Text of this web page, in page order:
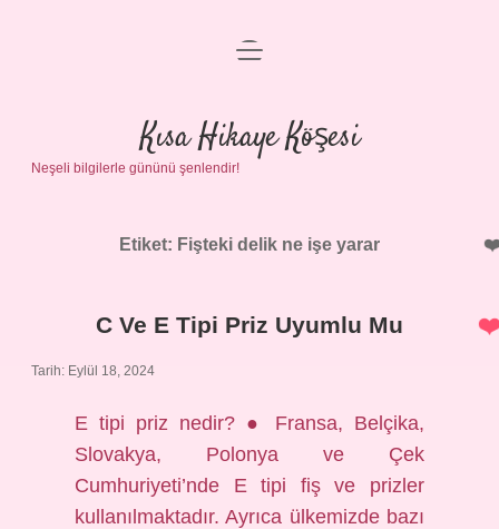
Anasayfa
Gizlilik Politikası
Yasal Uyarı
menüyü
Kısa Hikaye Köşesi
Neşeli bilgilerle gününü şenlendir!
Etiket: Fişteki delik ne işe yarar
C Ve E Tipi Priz Uyumlu Mu
Tarih: Eylül 18, 2024
E tipi priz nedir? ● Fransa, Belçika,
Slovakya, Polonya ve Çek
Cumhuriyeti’nde E tipi fiş ve prizler
kullanılmaktadır. Ayrıca ülkemizde bazı